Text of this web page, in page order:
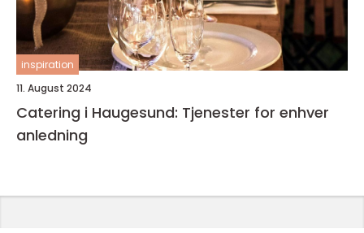
inspiration
11. August 2024
Catering i Haugesund: Tjenester for enhver
anledning